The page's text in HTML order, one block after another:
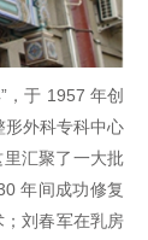
，于 1957 年创
形外科专科中心
汇聚了一大批
年间成功修复
刘春军在乳房